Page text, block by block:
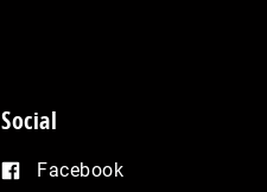
Social
Facebook